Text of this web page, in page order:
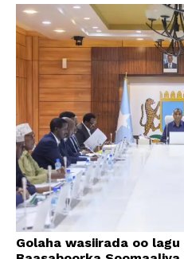
Golaha wasiirada oo